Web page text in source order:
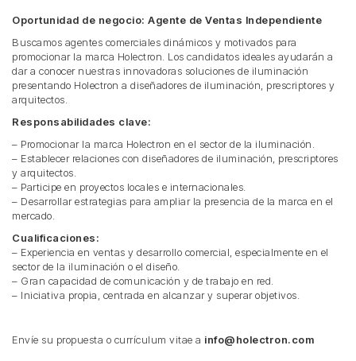
Oportunidad de negocio: Agente de Ventas Independiente
Buscamos agentes comerciales dinámicos y motivados para
promocionar la marca Holectron. Los candidatos ideales ayudarán a
dar a conocer nuestras innovadoras soluciones de iluminación
presentando Holectron a diseñadores de iluminación, prescriptores y
arquitectos.
Responsabilidades clave:
– Promocionar la marca Holectron en el sector de la iluminación.
– Establecer relaciones con diseñadores de iluminación, prescriptores
y arquitectos.
– Participe en proyectos locales e internacionales.
– Desarrollar estrategias para ampliar la presencia de la marca en el
mercado.
Cualificaciones:
– Experiencia en ventas y desarrollo comercial, especialmente en el
sector de la iluminación o el diseño.
– Gran capacidad de comunicación y de trabajo en red.
– Iniciativa propia, centrada en alcanzar y superar objetivos.
Envíe su propuesta o currículum vitae a info@holectron.com